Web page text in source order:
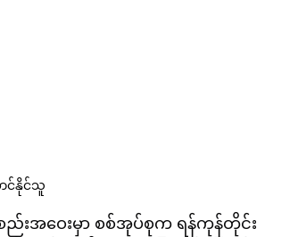
င်နိုင်သူ
းအဝေးမှာ စစ်အုပ်စုက ရန်ကုန်တိုင်း